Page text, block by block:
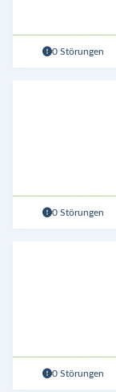
0 Störungen
0 Störungen
0 Störungen